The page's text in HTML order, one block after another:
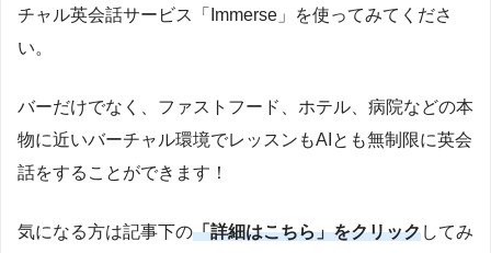
チャル英会話サービス「Immerse」を使ってみてくださ
い。
バーだけでなく、ファストフード、ホテル、病院などの本
物に近いバーチャル環境でレッスンもAIとも無制限に英会
話をすることができます！
気になる方は記事下の「詳細はこちら」をクリックしてみ